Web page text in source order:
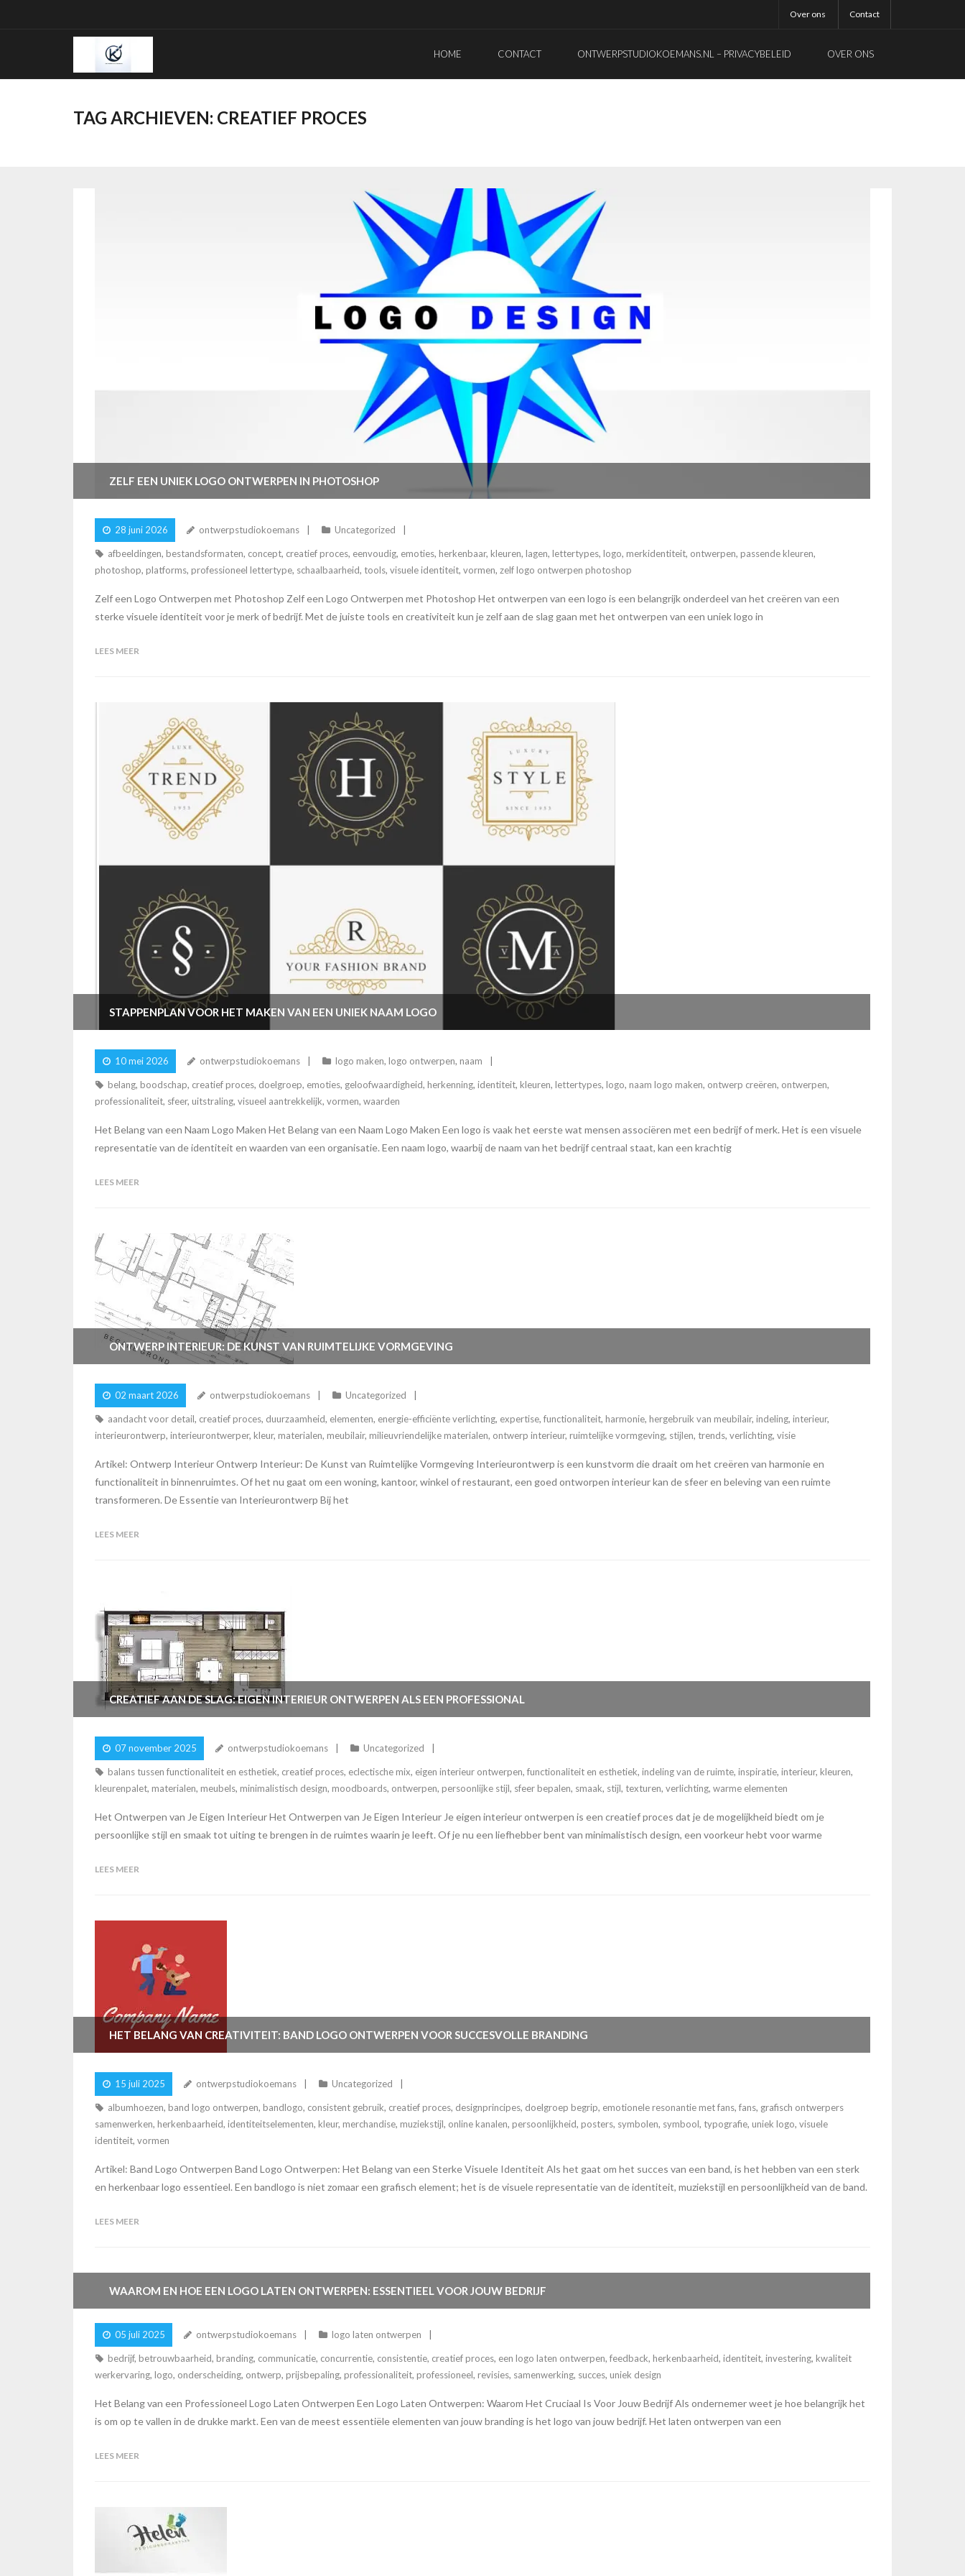
Over ons Contact
HOME CONTACT ONTWERPSTUDIOKOEMANS.NL – PRIVACYBELEID OVER ONS
TAG ARCHIEVEN: CREATIEF PROCES
ZELF EEN UNIEK LOGO ONTWERPEN IN PHOTOSHOP
28 juni 2026 ontwerpstudiokoemans Uncategorized
afbeeldingen, bestandsformaten, concept, creatief proces, eenvoudig, emoties, herkenbaar, kleuren, lagen, lettertypes, logo, merkidentiteit, ontwerpen, passende kleuren,
photoshop, platforms, professioneel lettertype, schaalbaarheid, tools, visuele identiteit, vormen, zelf logo ontwerpen photoshop
Zelf een Logo Ontwerpen met Photoshop Zelf een Logo Ontwerpen met Photoshop Het ontwerpen van een logo is een belangrijk onderdeel van het creëren van een
sterke visuele identiteit voor je merk of bedrijf. Met de juiste tools en creativiteit kun je zelf aan de slag gaan met het ontwerpen van een uniek logo in
LEES MEER
STAPPENPLAN VOOR HET MAKEN VAN EEN UNIEK NAAM LOGO
10 mei 2026 ontwerpstudiokoemans logo maken, logo ontwerpen, naam
belang, boodschap, creatief proces, doelgroep, emoties, geloofwaardigheid, herkenning, identiteit, kleuren, lettertypes, logo, naam logo maken, ontwerp creëren, ontwerpen,
professionaliteit, sfeer, uitstraling, visueel aantrekkelijk, vormen, waarden
Het Belang van een Naam Logo Maken Het Belang van een Naam Logo Maken Een logo is vaak het eerste wat mensen associëren met een bedrijf of merk. Het is een visuele
representatie van de identiteit en waarden van een organisatie. Een naam logo, waarbij de naam van het bedrijf centraal staat, kan een krachtig
LEES MEER
ONTWERP INTERIEUR: DE KUNST VAN RUIMTELIJKE VORMGEVING
02 maart 2026 ontwerpstudiokoemans Uncategorized
aandacht voor detail, creatief proces, duurzaamheid, elementen, energie-efficiënte verlichting, expertise, functionaliteit, harmonie, hergebruik van meubilair, indeling, interieur,
interieurontwerp, interieurontwerper, kleur, materialen, meubilair, milieuvriendelijke materialen, ontwerp interieur, ruimtelijke vormgeving, stijlen, trends, verlichting, visie
Artikel: Ontwerp Interieur Ontwerp Interieur: De Kunst van Ruimtelijke Vormgeving Interieurontwerp is een kunstvorm die draait om het creëren van harmonie en
functionaliteit in binnenruimtes. Of het nu gaat om een woning, kantoor, winkel of restaurant, een goed ontworpen interieur kan de sfeer en beleving van een ruimte
transformeren. De Essentie van Interieurontwerp Bij het
LEES MEER
CREATIEF AAN DE SLAG: EIGEN INTERIEUR ONTWERPEN ALS EEN PROFESSIONAL
07 november 2025 ontwerpstudiokoemans Uncategorized
balans tussen functionaliteit en esthetiek, creatief proces, eclectische mix, eigen interieur ontwerpen, functionaliteit en esthetiek, indeling van de ruimte, inspiratie, interieur, kleuren,
kleurenpalet, materialen, meubels, minimalistisch design, moodboards, ontwerpen, persoonlijke stijl, sfeer bepalen, smaak, stijl, texturen, verlichting, warme elementen
Het Ontwerpen van Je Eigen Interieur Het Ontwerpen van Je Eigen Interieur Je eigen interieur ontwerpen is een creatief proces dat je de mogelijkheid biedt om je
persoonlijke stijl en smaak tot uiting te brengen in de ruimtes waarin je leeft. Of je nu een liefhebber bent van minimalistisch design, een voorkeur hebt voor warme
LEES MEER
HET BELANG VAN CREATIVITEIT: BAND LOGO ONTWERPEN VOOR SUCCESVOLLE BRANDING
15 juli 2025 ontwerpstudiokoemans Uncategorized
albumhoezen, band logo ontwerpen, bandlogo, consistent gebruik, creatief proces, designprincipes, doelgroep begrip, emotionele resonantie met fans, fans, grafisch ontwerpers
samenwerken, herkenbaarheid, identiteitselementen, kleur, merchandise, muziekstijl, online kanalen, persoonlijkheid, posters, symbolen, symbool, typografie, uniek logo, visuele
identiteit, vormen
Artikel: Band Logo Ontwerpen Band Logo Ontwerpen: Het Belang van een Sterke Visuele Identiteit Als het gaat om het succes van een band, is het hebben van een sterk
en herkenbaar logo essentieel. Een bandlogo is niet zomaar een grafisch element; het is de visuele representatie van de identiteit, muziekstijl en persoonlijkheid van de band.
LEES MEER
WAAROM EN HOE EEN LOGO LATEN ONTWERPEN: ESSENTIEEL VOOR JOUW BEDRIJF
05 juli 2025 ontwerpstudiokoemans logo laten ontwerpen
bedrijf, betrouwbaarheid, branding, communicatie, concurrentie, consistentie, creatief proces, een logo laten ontwerpen, feedback, herkenbaarheid, identiteit, investering, kwaliteit
werkervaring, logo, onderscheiding, ontwerp, prijsbepaling, professionaliteit, professioneel, revisies, samenwerking, succes, uniek design
Het Belang van een Professioneel Logo Laten Ontwerpen Een Logo Laten Ontwerpen: Waarom Het Cruciaal Is Voor Jouw Bedrijf Als ondernemer weet je hoe belangrijk het
is om op te vallen in de drukke markt. Een van de meest essentiële elementen van jouw branding is het logo van jouw bedrijf. Het laten ontwerpen van een
LEES MEER